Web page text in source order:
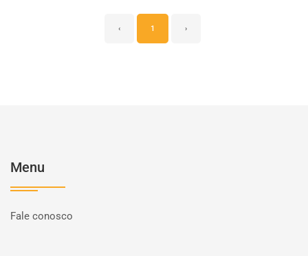
‹ 1 ›
Menu
Fale conosco